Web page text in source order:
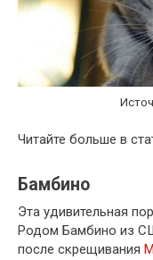
Читайте больше в
Бамбино
Эта удивительная
Родом Бамбино из
после скрещивания